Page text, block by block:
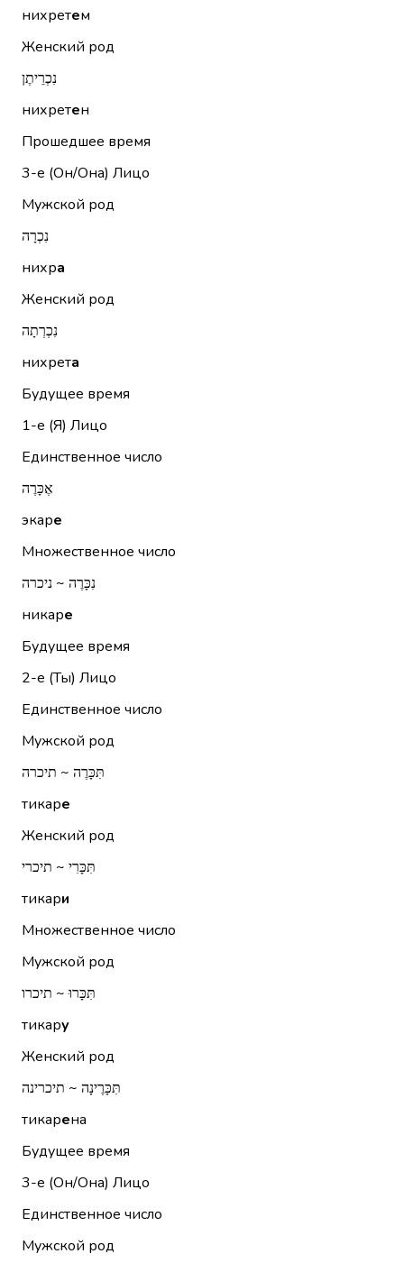
нихретем
Женский род
נִכְרֵיתֶן
нихретен
Прошедшее время
3-е (Он/Она) Лицо
Мужской род
נִכְרָה
нихра
Женский род
נִכְרְתָה
нихрета
Будущее время
1-е (Я) Лицо
Единственное число
אֶכָּרֶה
экаре
Множественное число
נִכָּרֶה ~ ניכרה
никаре
Будущее время
2-е (Ты) Лицо
Единственное число
Мужской род
תִּכָּרֶה ~ תיכרה
тикаре
Женский род
תִּכָּרִי ~ תיכרי
тикари
Множественное число
Мужской род
תִּכָּרוּ ~ תיכרו
тикару
Женский род
תִּכָּרֶינָה ~ תיכרינה
тикарена
Будущее время
3-е (Он/Она) Лицо
Единственное число
Мужской род